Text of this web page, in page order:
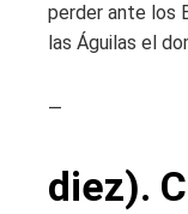
perder ante los
las Águilas el
—
diez).